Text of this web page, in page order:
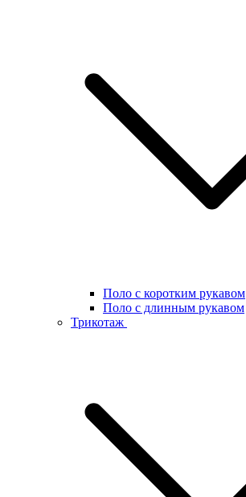
Поло с коротким рукавом
Поло с длинным рукавом
Трикотаж